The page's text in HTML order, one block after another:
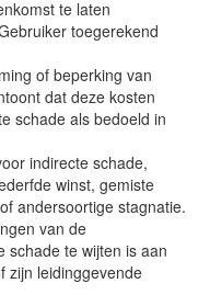
te laten
toegerekend
of beperking van
dat deze kosten
schade als bedoeld in
indirecte schade,
winst, gemiste
andersoortige stagnatie.
van de
schade te wijten is aan
zijn leidinggevende